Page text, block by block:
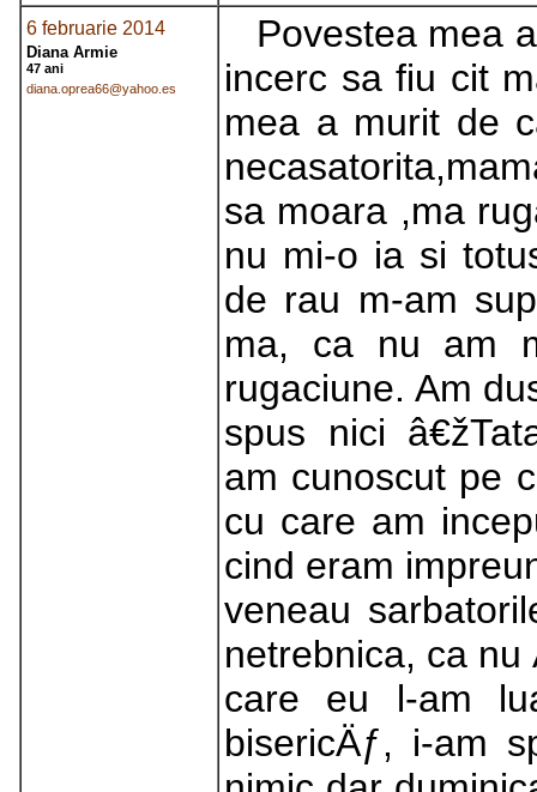
6 februarie 2014
Diana Armie
47 ani
diana.oprea66@yahoo.es
Povestea mea
incerc sa fiu cit
mea a murit de
sa moara ,ma
nu mi-o ia si
de rau m-am
ma, ca nu am
rugaciune. Am
spus nici
am cunoscut pe
cu care am
cind eram
veneau
netrebnica, ca
care eu l-am
bisericÄƒ, i-am